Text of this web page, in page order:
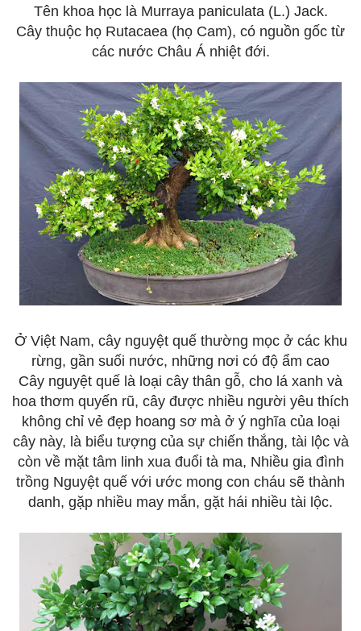
Tên khoa học là Murraya paniculata (L.) Jack.
Cây thuộc họ Rutacaea (họ Cam), có nguồn gốc từ
các nước Châu Á nhiệt đới.
Ở Việt Nam, cây nguyệt quế thường mọc ở các khu
rừng, gần suối nước, những nơi có độ ẩm cao
Cây nguyệt quế là loại cây thân gỗ, cho lá xanh và
hoa thơm quyến rũ, cây được nhiều người yêu thích
không chỉ vẻ đẹp hoang sơ mà ở ý nghĩa của loại
cây này, là biểu tượng của sự chiến thắng, tài lộc và
còn về mặt tâm linh xua đuổi tà ma, Nhiều gia đình
trồng Nguyệt quế với ước mong con cháu sẽ thành
danh, gặp nhiều may mắn, gặt hái nhiều tài lộc.